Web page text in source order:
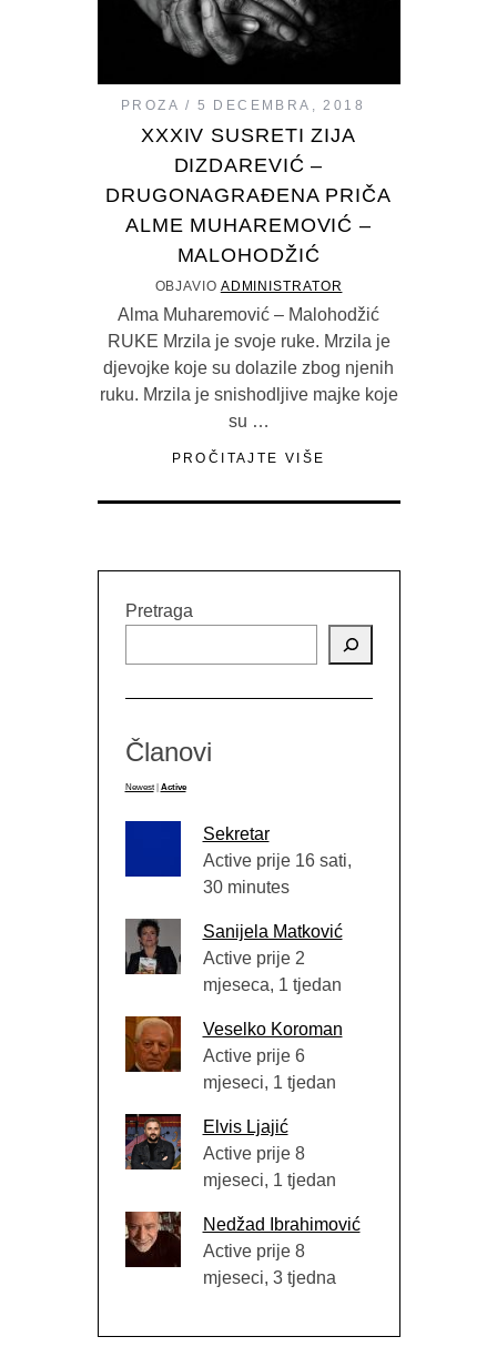
PROZA 5 DECEMBRA, 2018
XXXIV SUSRETI ZIJA
DIZDAREVIĆ –
DRUGONAGRAĐENA PRIČA
ALME MUHAREMOVIĆ –
MALOHODŽIĆ
OBJAVIO ADMINISTRATOR
Alma Muharemović – Malohodžić
RUKE Mrzila je svoje ruke. Mrzila je
djevojke koje su dolazile zbog njenih
ruku. Mrzila je snishodljive majke koje
su …
PROČITAJTE VIŠE
Pretraga
Članovi
Newest Active
Sekretar
Active prije 16 sati,
30 minutes
Sanijela Matković
Active prije 2
mjeseca, 1 tjedan
Veselko Koroman
Active prije 6
mjeseci, 1 tjedan
Elvis Ljajić
Active prije 8
mjeseci, 1 tjedan
Nedžad Ibrahimović
Active prije 8
mjeseci, 3 tjedna